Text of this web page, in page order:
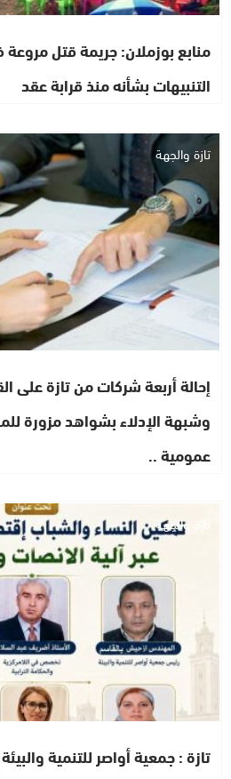
منابع بوزملان: جريمة قتل
التنبيهات بشأنه منذ قرابة عقد
تازة والجهة
إحالة أربعة شركات من تازة على
وشبهة الإدلاء بشواهد مزورة
عمومية ..
تازة والجهة
تازة : جمعية أواصر للتنمية